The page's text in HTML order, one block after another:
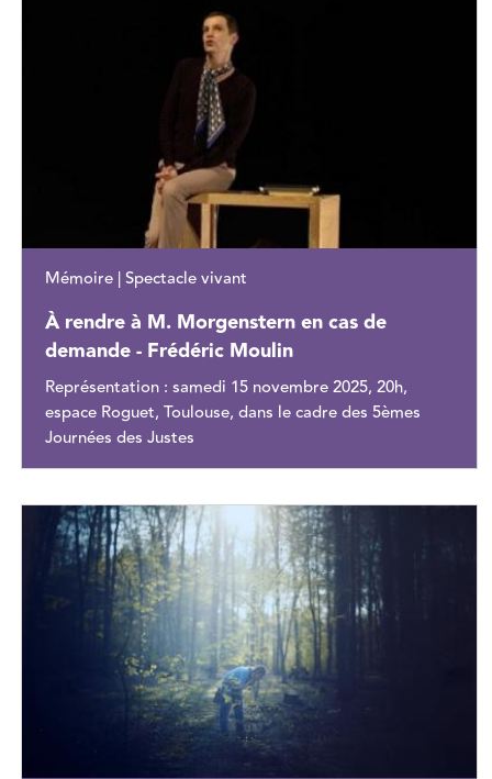
Mémoire | Spectacle vivant
À rendre à M. Morgenstern en cas de
demande - Frédéric Moulin
Représentation : samedi 15 novembre 2025, 20h,
espace Roguet, Toulouse, dans le cadre des 5èmes
Journées des Justes